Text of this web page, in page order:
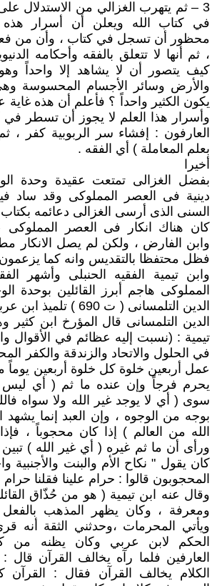
3 – ثم يتهرب الغزالي من الاستدلال
في كتاب الله ويعلن أن أسرار هذه
محظور أن تسجل في كتاب ، وأن من
، ثم أنها لا تتعلق بالفقه وأحكامه
كيف يتصور أن لا يشاهد إلا واحداً
والأرض وسائر الأجسام المحسوسة
يكون الكثير واحداً ؟ فأعلم أن هذه غاية
وأسرار هذا العلم لا يجوز أن تسطر
العارفون : إفشاء سر الربوبية كفر ،
بعلم المعاملة ) أي الفقه .
أخيرا
بفضل الغزالى تمتعت عقيدة وحدة
دينية فى العصر المملوكى وقد ساد
السنى الذى أرسى الغزالى دعائمه بكتاب
كان هناك انكار فى العصر
وابن الفارض ، ولكن لم يصل الانكار
فظل محتفظا بالتقديس وانه كما
وابن تيمية الفقيه الحنبلى وأشهر
المملوكى هاجم أبرز القائلين بوحدة
الدين التلمسانى ( ت
الدين التلمسانى قال المؤرخ ابن كثير
تيمية : (نسبت إليه عظائم في الأقوال
في الحلول والاتحاد والزندقة والكفر
عمل أربعين خلوة كل خلوة أربعين يوماً
يحرم فرجاً وإن عنده ما ثم ( أي ليس
سوى ( أي لا يوجد غير الله ولا سواه
بوجه من الوجوه ، وإن العبد إنما
الله من العالم ) إذا كان محجوباً ،
ورأى أن ما ثم غيره ( أي غير الله ) تبين
كان يقول " نكاح الأم والبنت والأجنبية
المحجوبون قالوا : حرام علينا فقلنا
وقال عنه ابن تيمية ( هو من حُذّاق
ومعرفة ، وكان يظهر المذهب
ويأتي المحرمات ،وحدثني الثقة أنه
الحكم لابن عربي وكان يظنه من
العارفين فلما رآه يخالف القرآن
الكلام يخالف القرآن فقال :